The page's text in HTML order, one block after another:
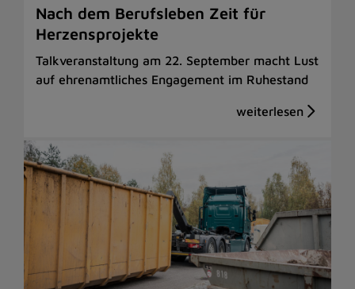
Nach dem Berufsleben Zeit für
Herzensprojekte
Talkveranstaltung am 22. September macht Lust
auf ehrenamtliches Engagement im Ruhestand